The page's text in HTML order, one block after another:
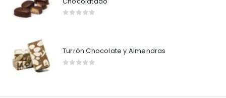
Turrón Chocolate y Almendras